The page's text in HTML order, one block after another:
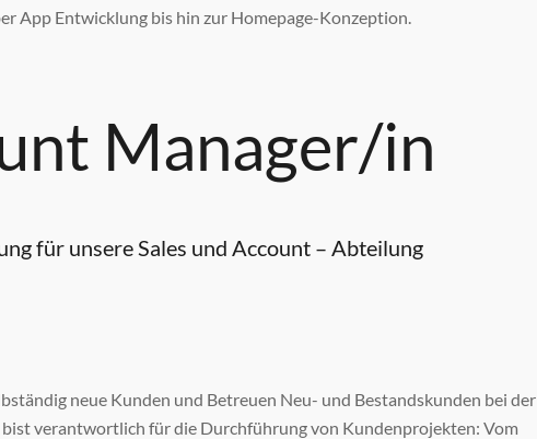
App Entwicklung bis hin zur Homepage-Konzeption.
Manager/in
für unsere Sales und Account – Abteilung
neue Kunden und Betreuen Neu- und Bestandskunden bei der
verantwortlich für die Durchführung von Kundenprojekten: Vom